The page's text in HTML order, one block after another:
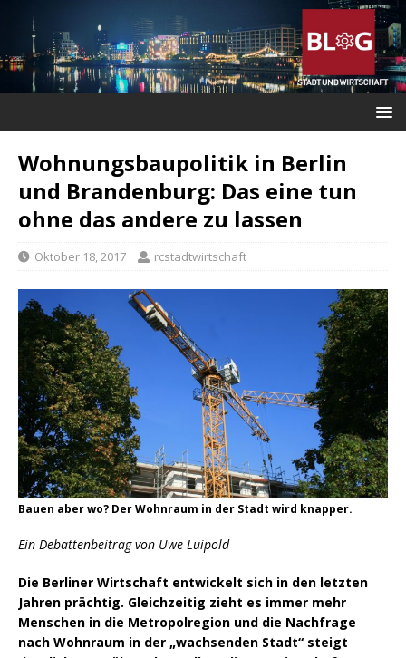
Wohnungsbaupolitik in Berlin
und Brandenburg: Das eine tun
ohne das andere zu lassen
Oktober 18, 2017 rcstadtwirtschaft
Bauen aber wo? Der Wohnraum in der Stadt wird knapper.
Ein Debattenbeitrag von Uwe Luipold
Die Berliner Wirtschaft entwickelt sich in den letzten
Jahren prächtig. Gleichzeitig zieht es immer mehr
Menschen in die Metropolregion und die Nachfrage
nach Wohnraum in der „wachsenden Stadt“ steigt